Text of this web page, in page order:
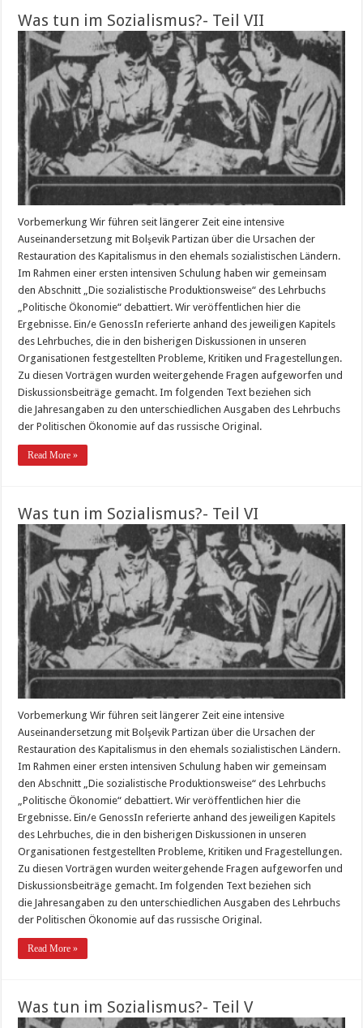
Was tun im Sozialismus?- Teil VII
Vorbemerkung Wir führen seit längerer Zeit eine intensive
Auseinandersetzung mit Bolşevik Partizan über die Ursachen der
Restauration des Kapitalismus in den ehemals sozialistischen Ländern.
Im Rahmen einer ersten intensiven Schulung haben wir gemeinsam
den Abschnitt „Die sozialistische Produktionsweise“ des Lehrbuchs
„Politische Ökonomie“ debattiert. Wir veröffentlichen hier die
Ergebnisse. Ein/e GenossIn referierte anhand des jeweiligen Kapitels
des Lehrbuches, die in den bisherigen Diskussionen in unseren
Organisationen festgestellten Probleme, Kritiken und Fragestellungen.
Zu diesen Vorträgen wurden weitergehende Fragen aufgeworfen und
Diskussionsbeiträge gemacht. Im folgenden Text beziehen sich
die Jahresangaben zu den unterschiedlichen Ausgaben des Lehrbuchs
der Politischen Ökonomie auf das russische Original.
Read More »
Was tun im Sozialismus?- Teil VI
Vorbemerkung Wir führen seit längerer Zeit eine intensive
Auseinandersetzung mit Bolşevik Partizan über die Ursachen der
Restauration des Kapitalismus in den ehemals sozialistischen Ländern.
Im Rahmen einer ersten intensiven Schulung haben wir gemeinsam
den Abschnitt „Die sozialistische Produktionsweise“ des Lehrbuchs
„Politische Ökonomie“ debattiert. Wir veröffentlichen hier die
Ergebnisse. Ein/e GenossIn referierte anhand des jeweiligen Kapitels
des Lehrbuches, die in den bisherigen Diskussionen in unseren
Organisationen festgestellten Probleme, Kritiken und Fragestellungen.
Zu diesen Vorträgen wurden weitergehende Fragen aufgeworfen und
Diskussionsbeiträge gemacht. Im folgenden Text beziehen sich
die Jahresangaben zu den unterschiedlichen Ausgaben des Lehrbuchs
der Politischen Ökonomie auf das russische Original.
Read More »
Was tun im Sozialismus?- Teil V